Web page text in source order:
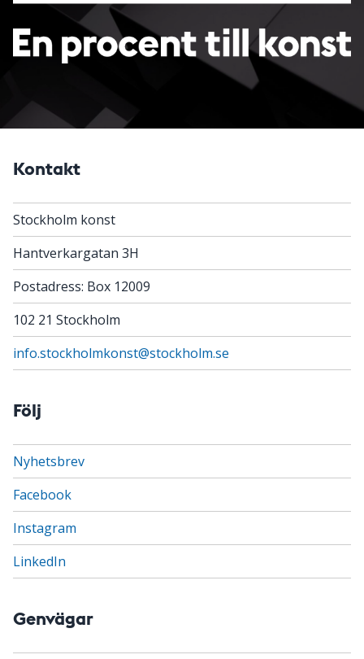
Kontakt
Stockholm konst
Hantverkargatan 3H
Postadress: Box 12009
102 21 Stockholm
info.stockholmkonst@stockholm.se
Följ
Nyhetsbrev
Facebook
Instagram
LinkedIn
Genvägar